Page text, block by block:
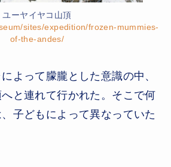
ユーヤイヤコ山頂
sites/expedition/frozen-mummies-
of-the-andes/
よって朦朧とした意識の中、
と連れて行かれた。そこで何
子どもによって異なっていた